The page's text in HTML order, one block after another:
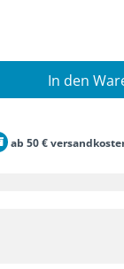
In den
ab 50 €